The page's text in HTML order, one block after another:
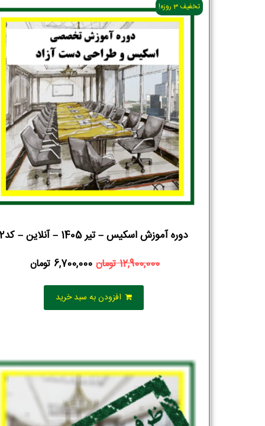
تخفیف 3 روزه!
دوره آموزش اسکیس – تیر 1405 – آنلاین – کد2
12,900,000تومان 6,700,000 تومان
افزودن به سبد خرید